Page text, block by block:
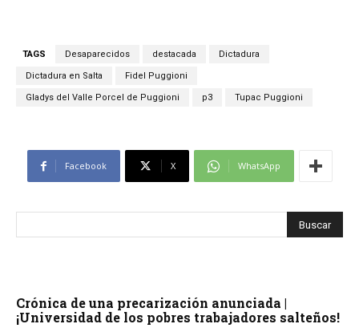
TAGS Desaparecidos destacada Dictadura
Dictadura en Salta Fidel Puggioni
Gladys del Valle Porcel de Puggioni p3 Tupac Puggioni
Facebook X WhatsApp
Crónica de una precarización anunciada |
¡Universidad de los pobres trabajadores salteños!